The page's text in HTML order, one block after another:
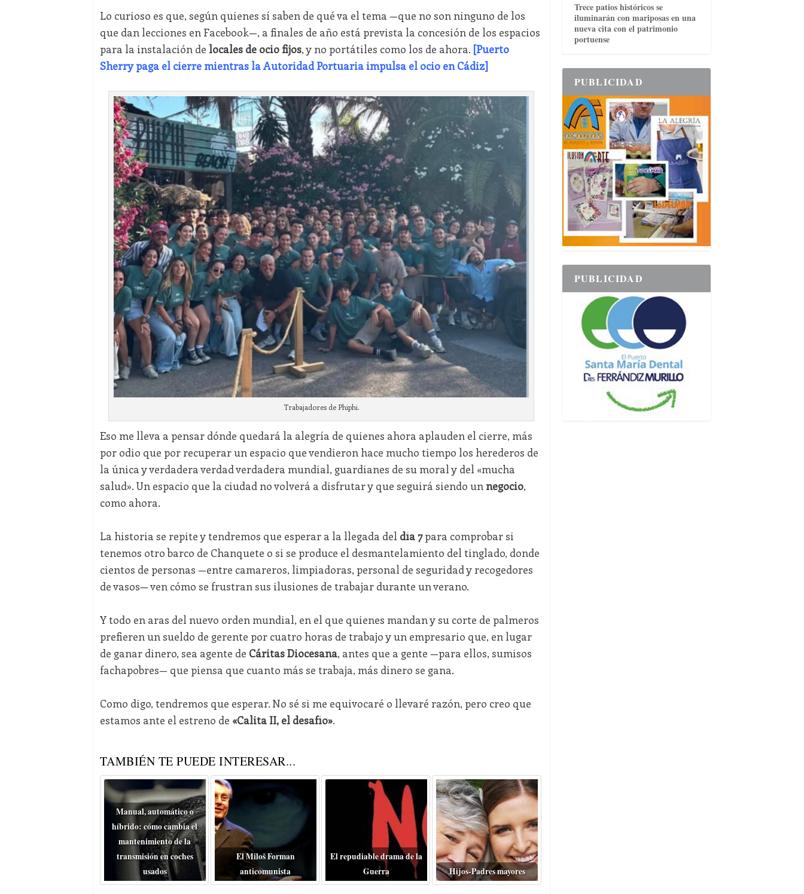
Lo curioso es que, según quienes sí saben de qué va el tema —que no son ninguno de los
que dan lecciones en Facebook—, a finales de año está prevista la concesión de los espacios
para la instalación de locales de ocio fijos, y no portátiles como los de ahora. [Puerto
Sherry paga el cierre mientras la Autoridad Portuaria impulsa el ocio en Cádiz]
Trabajadores de Phiphi.
Eso me lleva a pensar dónde quedará la alegría de quienes ahora aplauden el cierre, más
por odio que por recuperar un espacio que vendieron hace mucho tiempo los herederos de
la única y verdadera verdad verdadera mundial, guardianes de su moral y del «mucha
salud». Un espacio que la ciudad no volverá a disfrutar y que seguirá siendo un negocio,
como ahora.
La historia se repite y tendremos que esperar a la llegada del día 7para comprobar si
tenemos otro barco de Chanquete o si se produce el desmantelamiento del tinglado, donde
cientos de personas —entre camareros, limpiadoras, personal de seguridad y recogedores
de vasos— ven cómo se frustran sus ilusiones de trabajar durante un verano.
Y todo en aras del nuevo orden mundial, en el que quienes mandan y su corte de palmeros
prefieren un sueldo de gerente por cuatro horas de trabajo y un empresario que, en lugar
de ganar dinero, sea agente de Cáritas Diocesana, antes que a gente —para ellos, sumisos
fachapobres— que piensa que cuanto más se trabaja, más dinero se gana.
Como digo, tendremos que esperar. No sé si me equivocaré o llevaré razón, pero creo que
estamos ante el estreno de «Calita II, el desafío».
TAMBIÉN TE PUEDE INTERESAR...
Manual, automático o
híbrido: cómo cambia el
mantenimiento de la
transmisión en coches
usados
El Miloš Forman
anticomunista
El repudiable drama de la
Guerra
Hijos-Padres mayores
Trece patios históricos se
iluminarán con mariposas en una
nueva cita con el patrimonio
portuense
PUBLICIDAD
PUBLICIDAD